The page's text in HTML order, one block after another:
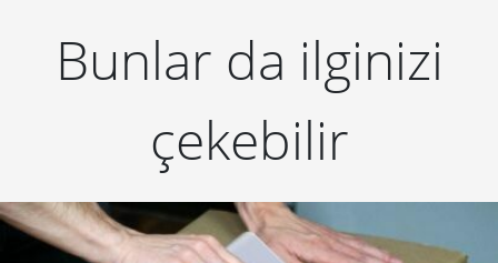
Bunlar da ilginizi
çekebilir